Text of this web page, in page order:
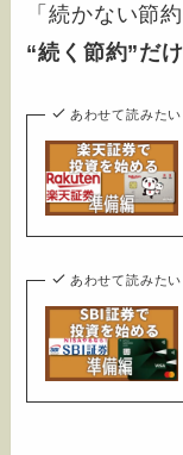
「続かない節
“続く節約”だ
あわせて読みたい
あわせて読みたい